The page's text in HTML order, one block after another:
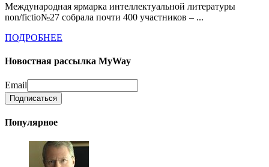
Международная ярмарка интеллектуальной литературы
non/fictio№27 собрала почти 400 участников – ...
ПОДРОБНЕЕ
Новостная рассылка MyWay
Email
Популярное